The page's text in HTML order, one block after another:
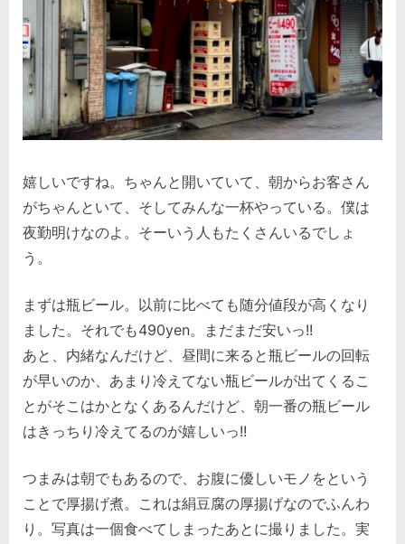
嬉しいですね。ちゃんと開いていて、朝からお客さん
がちゃんといて、そしてみんな一杯やっている。僕は
夜勤明けなのよ。そーいう人もたくさんいるでしょ
う。
まずは瓶ビール。以前に比べても随分値段が高くなり
ました。それでも490yen。まだまだ安いっ!!
あと、内緒なんだけど、昼間に来ると瓶ビールの回転
が早いのか、あまり冷えてない瓶ビールが出てくるこ
とがそこはかとなくあるんだけど、朝一番の瓶ビール
はきっちり冷えてるのが嬉しいっ!!
つまみは朝でもあるので、お腹に優しいモノをという
ことで厚揚げ煮。これは絹豆腐の厚揚げなのでふんわ
り。写真は一個食べてしまったあとに撮りました。実